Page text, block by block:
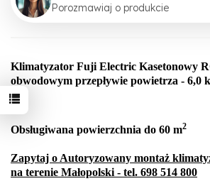
Porozmawiaj o produkcie
Klimatyzator Fuji Electric Kasetonowy
obwodowym przepływie powietrza - 6,0
Obsługiwana powierzchnia do 60 m2
Zapytaj o Autoryzowany montaż
na terenie Małopolski - tel. 698 514 800